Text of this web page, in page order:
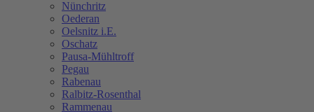
Nünchritz
Oederan
Oelsnitz i.E.
Oschatz
Pausa-Mühltroff
Pegau
Rabenau
Ralbitz-Rosenthal
Rammenau